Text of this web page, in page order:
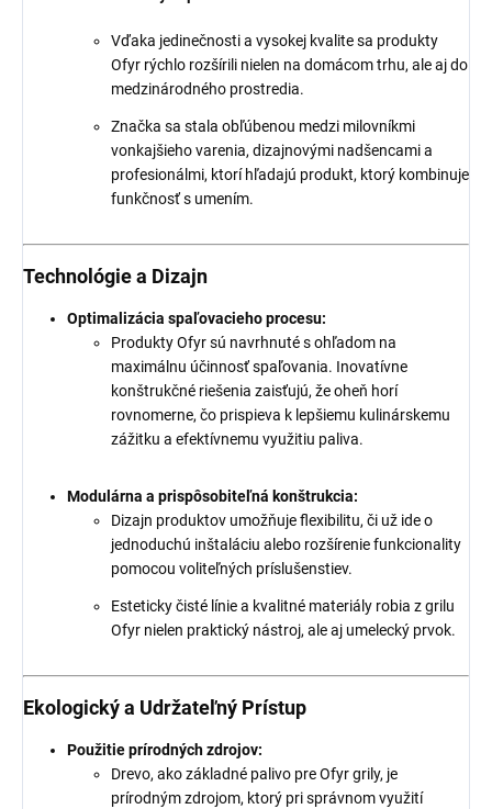
Vďaka jedinečnosti a vysokej kvalite sa produkty
Ofyr rýchlo rozšírili nielen na domácom trhu, ale aj do
medzinárodného prostredia.
Značka sa stala obľúbenou medzi milovníkmi
vonkajšieho varenia, dizajnovými nadšencami a
profesionálmi, ktorí hľadajú produkt, ktorý kombinuje
funkčnosť s umením.
Technológie a Dizajn
Optimalizácia spaľovacieho procesu:
Produkty Ofyr sú navrhnuté s ohľadom na
maximálnu účinnosť spaľovania. Inovatívne
konštrukčné riešenia zaisťujú, že oheň horí
rovnomerne, čo prispieva k lepšiemu kulinárskemu
zážitku a efektívnemu využitiu paliva.
Modulárna a prispôsobiteľná konštrukcia:
Dizajn produktov umožňuje flexibilitu, či už ide o
jednoduchú inštaláciu alebo rozšírenie funkcionality
pomocou voliteľných príslušenstiev.
Esteticky čisté línie a kvalitné materiály robia z grilu
Ofyr nielen praktický nástroj, ale aj umelecký prvok.
Ekologický a Udržateľný Prístup
Použitie prírodných zdrojov:
Drevo, ako základné palivo pre Ofyr grily, je
prírodným zdrojom, ktorý pri správnom využití